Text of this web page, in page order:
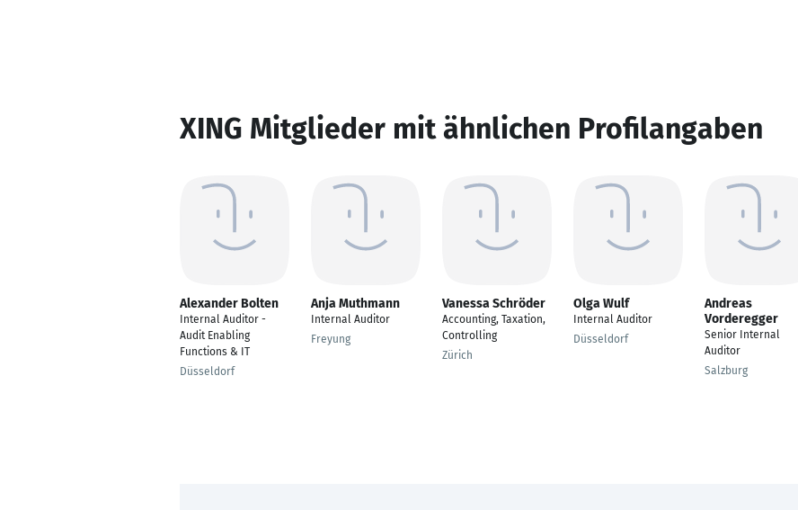
XING Mitglieder mit ähnlichen Profilangaben
Alexander Bolten
Internal Auditor -
Audit Enabling
Functions & IT
Düsseldorf
Anja Muthmann
Internal Auditor
Freyung
Vanessa Schröder
Accounting, Taxation,
Controlling
Zürich
Olga Wulf
Internal Auditor
Düsseldorf
Andreas
Vorderegger
Senior Internal
Auditor
Salzburg